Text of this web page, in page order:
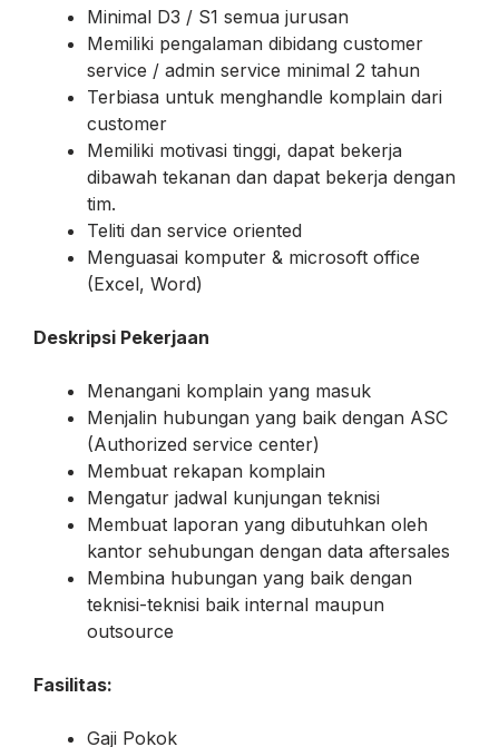
Minimal D3 / S1 semua jurusan
Memiliki pengalaman dibidang customer
service / admin service minimal 2 tahun
Terbiasa untuk menghandle komplain dari
customer
Memiliki motivasi tinggi, dapat bekerja
dibawah tekanan dan dapat bekerja dengan
tim.
Teliti dan service oriented
Menguasai komputer & microsoft office
(Excel, Word)
Deskripsi Pekerjaan
Menangani komplain yang masuk
Menjalin hubungan yang baik dengan ASC
(Authorized service center)
Membuat rekapan komplain
Mengatur jadwal kunjungan teknisi
Membuat laporan yang dibutuhkan oleh
kantor sehubungan dengan data aftersales
Membina hubungan yang baik dengan
teknisi-teknisi baik internal maupun
outsource
Fasilitas:
Gaji Pokok